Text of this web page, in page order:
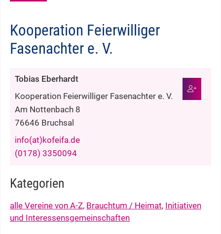
Kooperation Feierwilliger
Fasenachter e. V.
Tobias Eberhardt
Kooperation Feierwilliger Fasenachter e. V.
Am Nottenbach 8
76646 Bruchsal
info(at)kofeifa.de
(01 78) 3350094
Kategorien
alle Vereine von A-Z, Brauchtum / Heimat, Initiativen
und Interessensgemeinschaften